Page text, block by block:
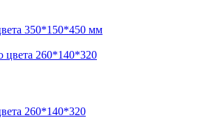
350*150*450 мм
260*140*320